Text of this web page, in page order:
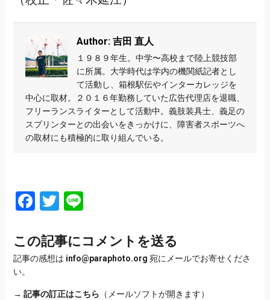
Author: 吉田 直人
１９８９年生。中学〜高校まで陸上競技部
に所属。大学時代は学内の機関紙記者とし
て活動し、箱根駅伝やインターカレッジを
中心に取材。２０１６年勤務していた広告代理店を退職、
フリーランスライターとして活動中。義肢装具士、義足の
スプリンターとの出会いをきっかけに、障害者スポーツへ
の取材にも積極的に取り組んでいる。
Facebook
Twitter
Line
この記事にコメントを送る
記事の感想は info@paraphoto.org 宛にメールでお寄せくださ
い。
→ 記事の訂正はこちら （メールソフトが開きます）